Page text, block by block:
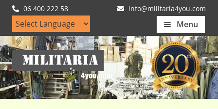
06 400 222 58 info@militaria4you.com
Menu
Home
Artikelen
Nieuws
Ga
door
naar
navigatie
Ga
naar
de
inhoud